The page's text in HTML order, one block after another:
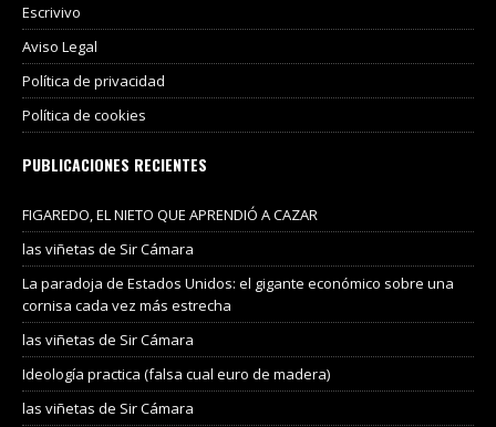
Escrivivo
Aviso Legal
Política de privacidad
Política de cookies
PUBLICACIONES RECIENTES
FIGAREDO, EL NIETO QUE APRENDIÓ A CAZAR
las viñetas de Sir Cámara
La paradoja de Estados Unidos: el gigante económico sobre una
cornisa cada vez más estrecha
las viñetas de Sir Cámara
Ideología practica (falsa cual euro de madera)
las viñetas de Sir Cámara